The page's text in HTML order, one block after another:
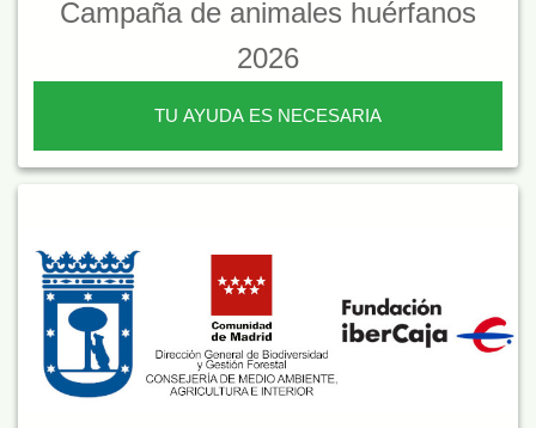
Campaña de animales huérfanos
2026
TU AYUDA ES NECESARIA